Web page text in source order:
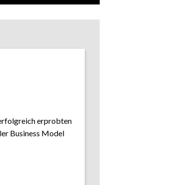
erprobten
Business Model